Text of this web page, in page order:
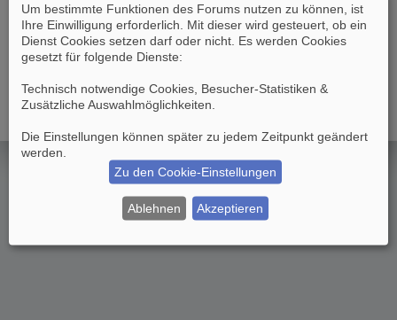
Ich habe mein Passwort vergessen
Zurück zur vorherigen Seite
Um bestimmte Funktionen des Forums nutzen zu können, ist
Ihre Einwilligung erforderlich. Mit dieser wird gesteuert, ob ein
Dienst Cookies setzen darf oder nicht. Es werden Cookies
gesetzt für folgende Dienste:
Technisch notwendige Cookies, Besucher-Statistiken &
Zusätzliche Auswahlmöglichkeiten
Die Einstellungen können später zu jedem Zeitpunkt geändert
werden.
Zu den Cookie-Einstellungen
Ablehnen Akzeptieren